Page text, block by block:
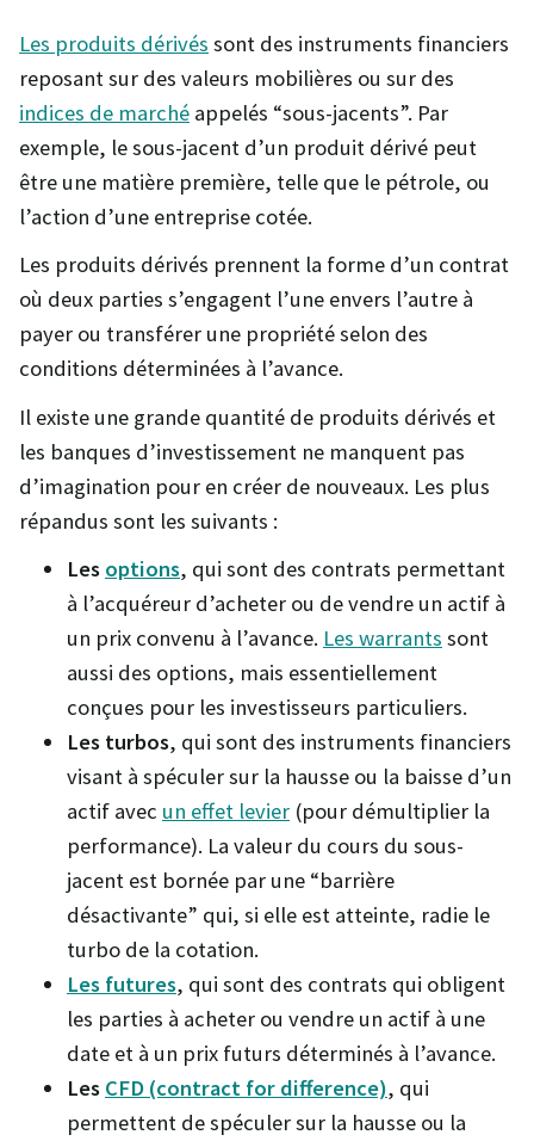
Les produits dérivés sont des instruments financiers
reposant sur des valeurs mobilières ou sur des
indices de marché appelés “sous-jacents”. Par
exemple, le sous-jacent d’un produit dérivé peut
être une matière première, telle que le pétrole, ou
l’action d’une entreprise cotée.
Les produits dérivés prennent la forme d’un contrat
où deux parties s’engagent l’une envers l’autre à
payer ou transférer une propriété selon des
conditions déterminées à l’avance.
Il existe une grande quantité de produits dérivés et
les banques d’investissement ne manquent pas
d’imagination pour en créer de nouveaux. Les plus
répandus sont les suivants :
Les options, qui sont des contrats permettant
à l’acquéreur d’acheter ou de vendre un actif à
un prix convenu à l’avance. Les warrants sont
aussi des options, mais essentiellement
conçues pour les investisseurs particuliers.
Les turbos, qui sont des instruments financiers
visant à spéculer sur la hausse ou la baisse d’un
actif avec un effet levier (pour démultiplier la
performance). La valeur du cours du sous-
jacent est bornée par une “barrière
désactivante” qui, si elle est atteinte, radie le
turbo de la cotation.
Les futures, qui sont des contrats qui obligent
les parties à acheter ou vendre un actif à une
date et à un prix futurs déterminés à l’avance.
Les CFD (contract for difference), qui
permettent de spéculer sur la hausse ou la